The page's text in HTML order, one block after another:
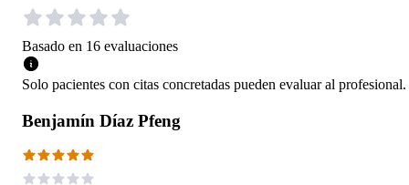
Basado en 16 evaluaciones
Solo pacientes con citas concretadas pueden evaluar al profesional.
Benjamín Díaz Pfeng